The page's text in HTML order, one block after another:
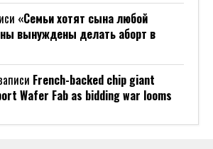
«Семьи хотят сына любой
вынуждены делать аборт в
French-backed chip giant
Wafer Fab as bidding war looms